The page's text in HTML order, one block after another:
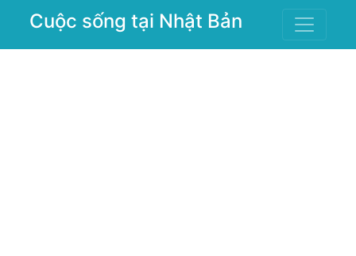
Cuộc sống tại Nhật Bản